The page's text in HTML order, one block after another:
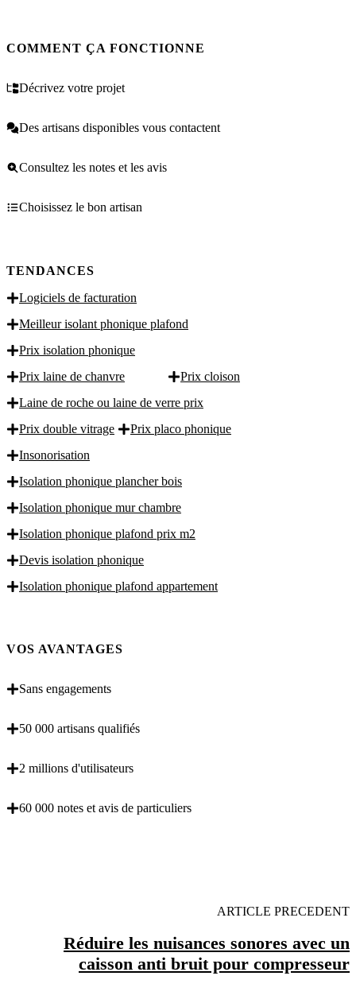
COMMENT ÇA FONCTIONNE
Décrivez votre projet
Des artisans disponibles vous contactent
Consultez les notes et les avis
Choisissez le bon artisan
TENDANCES
Logiciels de facturation
Meilleur isolant phonique plafond
Prix isolation phonique
Prix laine de chanvre
Prix cloison
Laine de roche ou laine de verre prix
Prix double vitrage
Prix placo phonique
Insonorisation
Isolation phonique plancher bois
Isolation phonique mur chambre
Isolation phonique plafond prix m2
Devis isolation phonique
Isolation phonique plafond appartement
VOS AVANTAGES
Sans engagements
50 000 artisans qualifiés
2 millions d'utilisateurs
60 000 notes et avis de particuliers
ARTICLE PRECEDENT
Réduire les nuisances sonores avec un
caisson anti bruit pour compresseur